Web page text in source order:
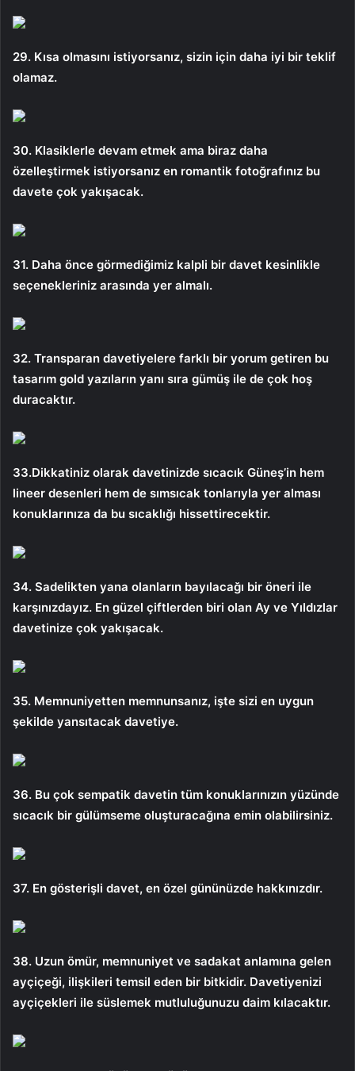
29. Kısa olmasını istiyorsanız, sizin için daha iyi bir teklif
olamaz.
30. Klasiklerle devam etmek ama biraz daha
özelleştirmek istiyorsanız en romantik fotoğrafınız bu
davete çok yakışacak.
31. Daha önce görmediğimiz kalpli bir davet kesinlikle
seçenekleriniz arasında yer almalı.
32. Transparan davetiyelere farklı bir yorum getiren bu
tasarım gold yazıların yanı sıra gümüş ile de çok hoş
duracaktır.
33.Dikkatiniz olarak davetinizde sıcacık Güneş’in hem
lineer desenleri hem de sımsıcak tonlarıyla yer alması
konuklarınıza da bu sıcaklığı hissettirecektir.
34. Sadelikten yana olanların bayılacağı bir öneri ile
karşınızdayız. En güzel çiftlerden biri olan Ay ve Yıldızlar
davetinize çok yakışacak.
35. Memnuniyetten memnunsanız, işte sizi en uygun
şekilde yansıtacak davetiye.
36. Bu çok sempatik davetin tüm konuklarınızın yüzünde
sıcacık bir gülümseme oluşturacağına emin olabilirsiniz.
37. En gösterişli davet, en özel gününüzde hakkınızdır.
38. Uzun ömür, memnuniyet ve sadakat anlamına gelen
ayçiçeği, ilişkileri temsil eden bir bitkidir. Davetiyenizi
ayçiçekleri ile süslemek mutluluğunuzu daim kılacaktır.